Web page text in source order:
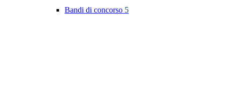
Bandi di concorso 5